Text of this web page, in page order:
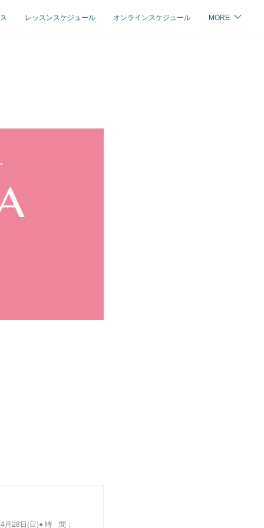
レッスンスケジュール オンラインスケジュール MORE
月28日(日)● 時 間：